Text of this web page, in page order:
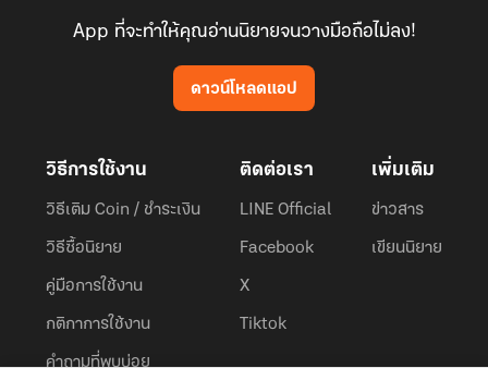
App ที่จะทำให้คุณอ่านนิยายจนวางมือถือไม่ลง!
ดาวน์โหลดแอป
วิธีการใช้งาน
วิธีเติม Coin / ชำระเงิน
วิธีซื้อนิยาย
คู่มือการใช้งาน
กติกาการใช้งาน
คำถามที่พบบ่อย
ติดต่อเรา
LINE Official
Facebook
X
Tiktok
เพิ่มเติม
ข่าวสาร
เขียนนิยาย